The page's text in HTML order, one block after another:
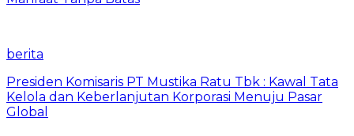
berita
Presiden Komisaris PT Mustika Ratu Tbk : Kawal Tata
Kelola dan Keberlanjutan Korporasi Menuju Pasar
Global